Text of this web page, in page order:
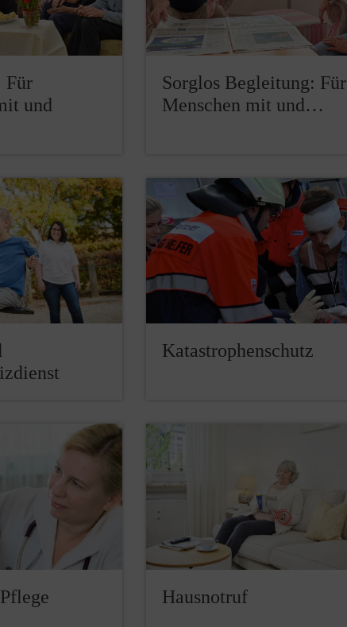
Für
und
Sorglos Begleitung: Für
Menschen mit und…
Katastrophenschutz
Hausnotruf